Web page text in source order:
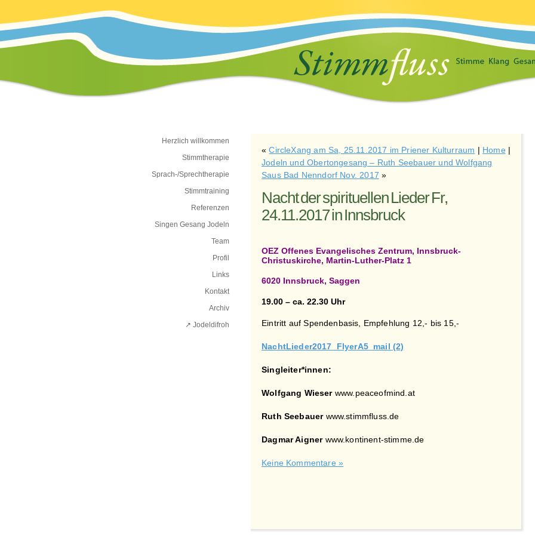
Herzlich willkommen
Stimmtherapie
Sprach-/Sprechtherapie
Stimmtraining
Referenzen
Singen Gesang Jodeln
Team
Profil
Links
Kontakt
Archiv
↗ Jodeldifroh︎
«CircleXang am Sa, 25.11.2017 im Priener Kulturraum | Home |
Jodeln und Obertongesang – Ruth Seebauer und Wolfgang
Saus Bad Nenndorf Nov. 2017 »
Nacht der spirituellen Lieder Fr,
24.11.2017 in Innsbruck
OEZ Offenes Evangelisches Zentrum, Innsbruck-
Christuskirche, Martin-Luther-Platz 1
6020 Innsbruck, Saggen
19.00 – ca. 22.30 Uhr
Eintritt auf Spendenbasis, Empfehlung 12,- bis 15,-
NachtLieder2017_FlyerA5_mail (2)
Singleiter*innen:
Wolfgang Wieser www.peaceofmind.at
Ruth Seebauer www.stimmfluss.de
Dagmar Aigner www.kontinent-stimme.de
Keine Kommentare »